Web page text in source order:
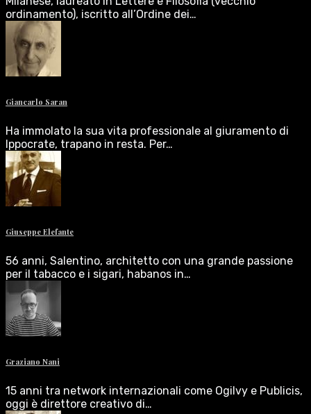
ordinamento), iscritto all’Ordine dei…
Giancarlo Saran
Ha immolato la sua vita professionale al giuramento di
Ippocrate, trapano in resta. Per…
Giuseppe Elefante
56 anni, Salentino, architetto con una grande passione
per il tabacco e i sigari, habanos in…
Graziano Nani
15 anni tra network internazionali come Ogilvy e Publicis,
oggi è direttore creativo di…